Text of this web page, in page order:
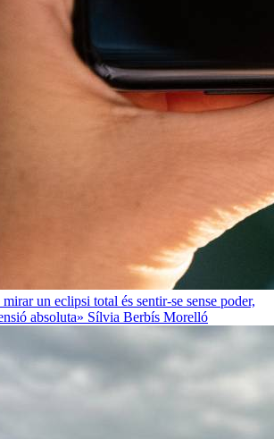
un eclipsi total és sentir-se sense poder,
absoluta» Sílvia Berbís Morelló